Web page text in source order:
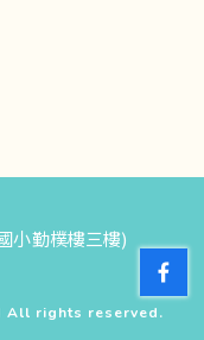
小勤樸樓三樓)
All rights reserved.